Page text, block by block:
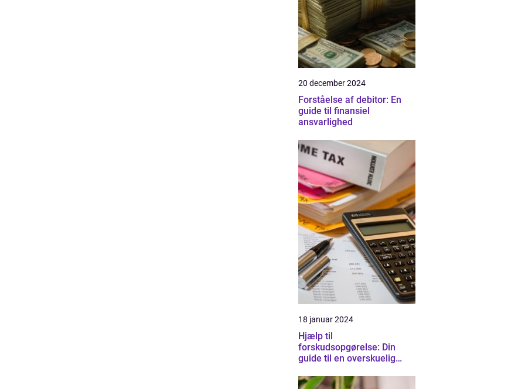
20 december 2024
Forståelse af debitor: En
guide til finansiel
ansvarlighed
18 januar 2024
Hjælp til
forskudsopgørelse: Din
guide til en overskuelig